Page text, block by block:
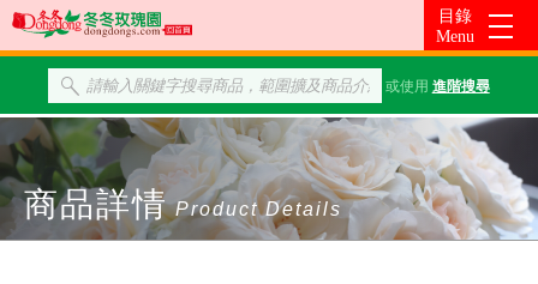
或使用 進階搜尋
商品詳情 Product Details